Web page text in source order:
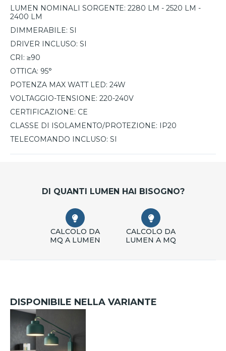
LUMEN NOMINALI SORGENTE: 2280 LM - 2520 LM -
2400 LM
DIMMERABILE: SI
DRIVER INCLUSO: SI
CRI: ≥90
OTTICA: 95°
POTENZA MAX WATT LED: 24W
VOLTAGGIO-TENSIONE: 220-240V
CERTIFICAZIONE: CE
CLASSE DI ISOLAMENTO/PROTEZIONE:
IP20
TELECOMANDO INCLUSO: SI
DI QUANTI LUMEN HAI BISOGNO?
CALCOLO DA
MQ A LUMEN
CALCOLO DA
LUMEN A MQ
DISPONIBILE NELLA VARIANTE